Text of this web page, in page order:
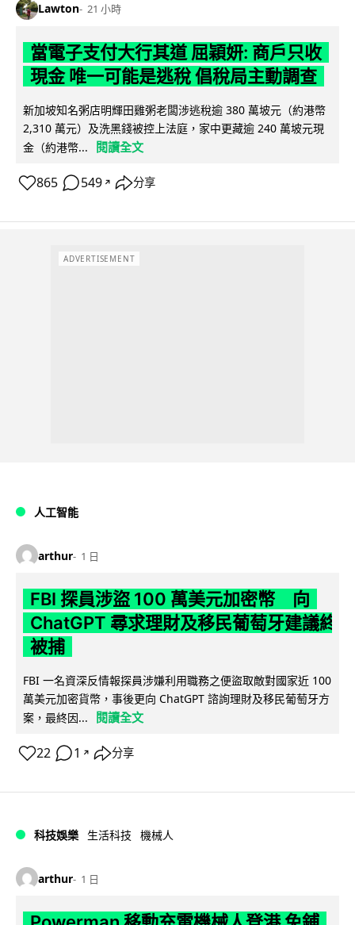
Lawton 21 小時
當電子支付大行其道 屈穎妍: 商戶只收
現金 唯一可能是逃稅 倡稅局主動調查
新加坡知名粥店明輝田雞粥老闆涉逃稅逾 380 萬坡元（約港幣
2,310 萬元）及洗黑錢被控上法庭，家中更藏逾 240 萬坡元現
金（約港幣...
閱讀全文
865 549 ↗ 分享
ADVERTISEMENT
人工智能
arthur 1 日
FBI 探員涉盜 100 萬美元加密幣 向
ChatGPT 尋求理財及移民葡萄牙建議終
被捕
FBI 一名資深反情報探員涉嫌利用職務之便盜取敵對國家近 100
萬美元加密貨幣，事後更向 ChatGPT 諮詢理財及移民葡萄牙方
案，最終因...
閱讀全文
22 1 ↗ 分享
科技娛樂 生活科技 機械人
arthur 1 日